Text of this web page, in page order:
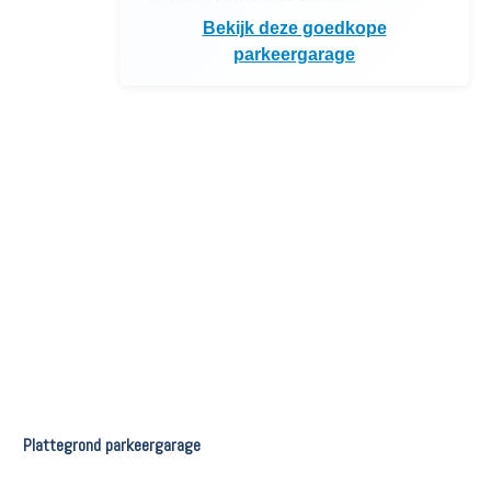
Bekijk deze goedkope
parkeergarage
Plattegrond parkeergarage